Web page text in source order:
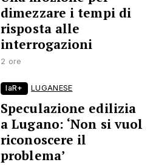
dimezzare i tempi di
risposta alle
interrogazioni
2 ore
laR+ LUGANESE
Speculazione edilizia
a Lugano: ‘Non si vuol
riconoscere il
problema’